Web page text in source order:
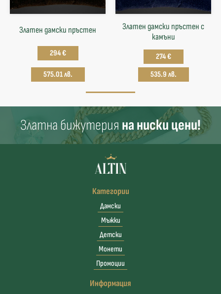
Златен дамски пръстен
294 €
575.01 лв.
Златен дамски пръстен с
камъни
274 €
535.9 лв.
Златна бижутерия на ниски цени!
Категории
Дамски
Мъжки
Детски
Монети
Промоции
Информация